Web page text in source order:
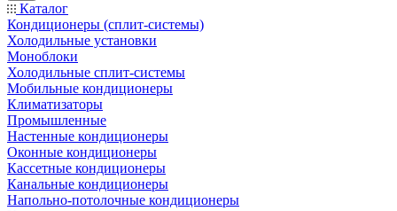
Каталог
Кондиционеры (сплит-системы)
Холодильные установки
Моноблоки
Холодильные сплит-системы
Мобильные кондиционеры
Климатизаторы
Промышленные
Настенные кондиционеры
Оконные кондиционеры
Кассетные кондиционеры
Канальные кондиционеры
Напольно-потолочные кондиционеры